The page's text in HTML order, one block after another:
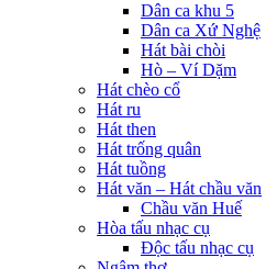
Dân ca khu 5
Dân ca Xứ Nghệ
Hát bài chòi
Hò – Ví Dặm
Hát chèo cổ
Hát ru
Hát then
Hát trống quân
Hát tuồng
Hát văn – Hát chầu văn
Chầu văn Huế
Hòa tấu nhạc cụ
Độc tấu nhạc cụ